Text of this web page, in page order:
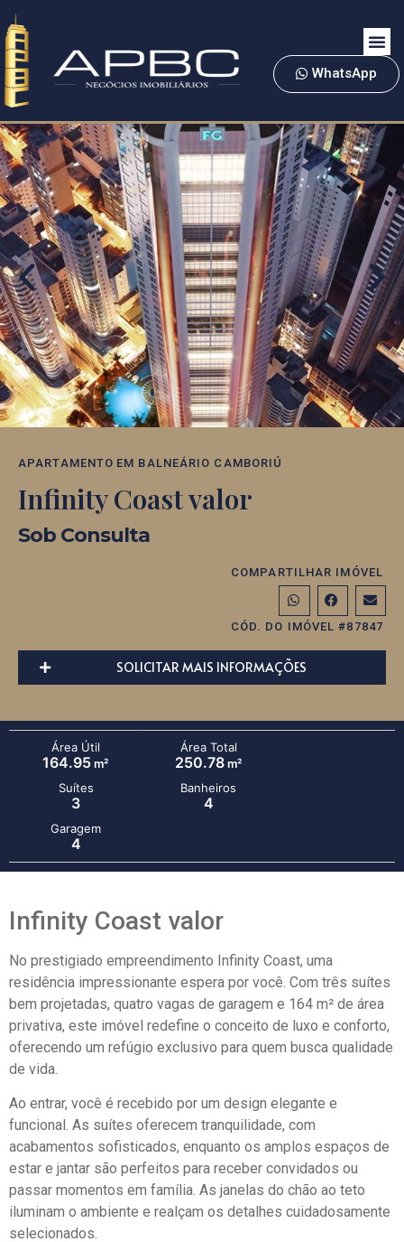
WhatsApp
APARTAMENTO EM BALNEÁRIO CAMBORIÚ
Infinity Coast valor
Sob Consulta
COMPARTILHAR IMÓVEL
CÓD. DO IMÓVEL #87847
SOLICITAR MAIS INFORMAÇÕES
Área Útil
164.95 m²
Área Total
250.78 m²
Suítes
3
Banheiros
4
Garagem
4
Infinity Coast valor
No prestigiado empreendimento Infinity Coast, uma
residência impressionante espera por você. Com três suítes
bem projetadas, quatro vagas de garagem e 164 m² de área
privativa, este imóvel redefine o conceito de luxo e conforto,
oferecendo um refúgio exclusivo para quem busca qualidade
de vida.
Ao entrar, você é recebido por um design elegante e
funcional. As suítes oferecem tranquilidade, com
acabamentos sofisticados, enquanto os amplos espaços de
estar e jantar são perfeitos para receber convidados ou
passar momentos em família. As janelas do chão ao teto
iluminam o ambiente e realçam os detalhes cuidadosamente
selecionados.